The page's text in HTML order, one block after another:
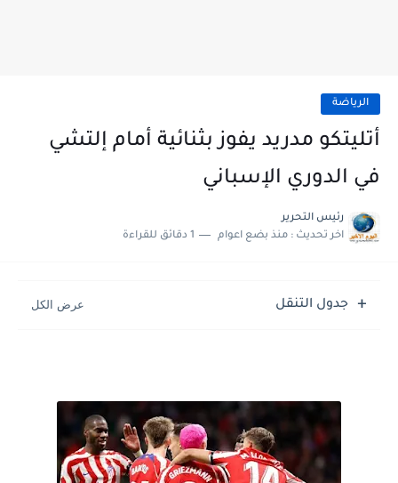
الرياضة
أتليتكو مدريد يفوز بثنائية أمام إلتشي
في الدوري الإسباني
رئيس التحرير
اخر تحديث : منذ بضع اعوام 1 دقائق للقراءة
جدول التنقل